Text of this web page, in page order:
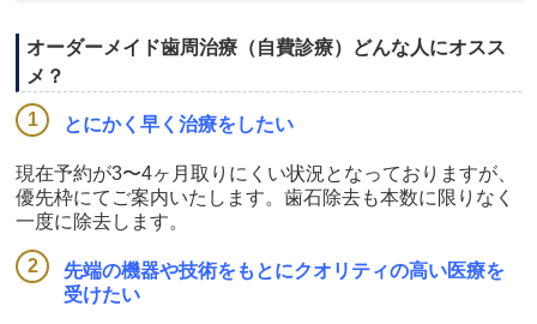
オーダーメイド歯周治療（自費診療）どんな人にオスス
メ？
とにかく早く治療をしたい
現在予約が3〜4ヶ月取りにくい状況となっておりますが、
優先枠にてご案内いたします。歯石除去も本数に限りなく
一度に除去します。
先端の機器や技術をもとにクオリティの高い医療を
受けたい